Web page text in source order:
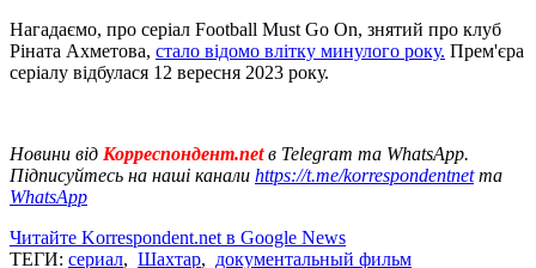
Нагадаємо, про серіал Football Must Go On, знятий про клуб
Ріната Ахметова, стало відомо влітку минулого року. Прем'єра
серіалу відбулася 12 вересня 2023 року.
Новини від Корреспондент.netв Telegram та WhatsApp.
Підписуйтесь на наші канали https://t.me/korrespondentnetта
WhatsApp
Читайте Korrespondent.net в Google News
ТЕГИ: сериал, Шахтар, документальный фильм